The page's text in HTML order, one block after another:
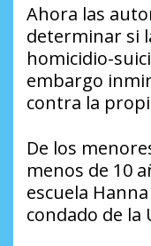
Ahora las
determinar si
homicidio-
embargo
contra la
De los
menos de 10
escuela
condado de la